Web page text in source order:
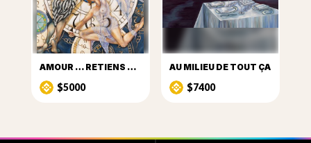
AMOUR … RETIENS LE TEMPS
$5000
AU MILIEU DE TOUT ÇA
$7400